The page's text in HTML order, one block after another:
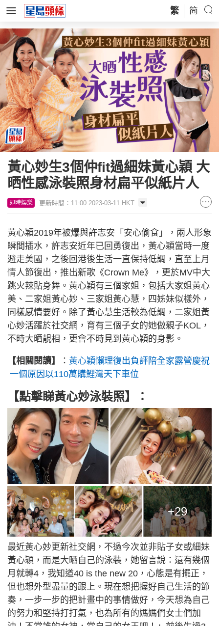
繁 简
黃心妙生3個仲fit過細妹黃心穎 大
晒性感泳裝照身材扁平似紙片人
即時娛樂 更新時間：11:00 2023-03-11 HKT
黃心穎2019年被爆與許志安「安心偷食」，兩人形象
瞬間插水，許志安近年已回勇復出，黃心穎當時一度
避走美國，之後回港後生活一直保持低調，直至上月
情人節復出，推出新歌《Crown Me》，更於MV中大
跳火辣貼身舞。黃心穎有三個家姐，包括大家姐黃心
美、二家姐黃心妙、三家姐黃心慧，四姊妹似樣外，
同樣感情要好。除了黃心慧生活較為低調，二家姐黃
心妙活躍於社交網，育有三個子女的她做親子KOL，
不時大晒靚相，更會不時見到黃心穎的身影。
【相關閱讀】 ： 黃心穎懶理復出負評陪全家露營慶祝
一個原因以110萬購鯉灣天下車位
【點擊睇黃心妙泳裝照】：
+29
最近黃心妙更新社交網，不過今次並非貼子女或細妹
黃心穎，而是大晒自己的泳裝，她留言說：還有幾個
月就轉4，我知道40 is the new 20，心態是有擺正，
但也想外型盡量的跟上。現在想把握好自己生活的節
奏，一步一步的把計畫中的事情做好，今天想為自己
的努力和堅持打打氣，也為所有的媽媽們女士們加